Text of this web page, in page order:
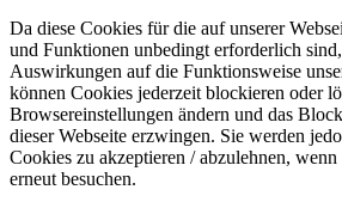
Da diese Cookies für die auf unserer
und Funktionen unbedingt erforderlich
Auswirkungen auf die Funktionsweise
können Cookies jederzeit blockieren oder
Browsereinstellungen ändern und das
dieser Webseite erzwingen. Sie werden
Cookies zu akzeptieren / abzulehnen, wenn
erneut besuchen.